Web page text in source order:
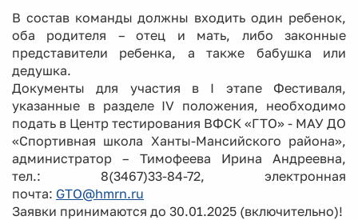
В состав команды должны входить один ребенок,
оба родителя – отец и мать, либо законные
представители ребенка, а также бабушка или
дедушка.
Документы для участия в I этапе Фестиваля,
указанные в разделе IV положения, необходимо
подать в Центр тестирования ВФСК «ГТО» - МАУ ДО
«Спортивная школа Ханты-Мансийского района»,
администратор – Тимофеева Ирина Андреевна,
тел.: 8(3467)33-84-72, электронная
почта: GTO@hmrn.ru
Заявки принимаются до 30.01.2025 (включительно)!